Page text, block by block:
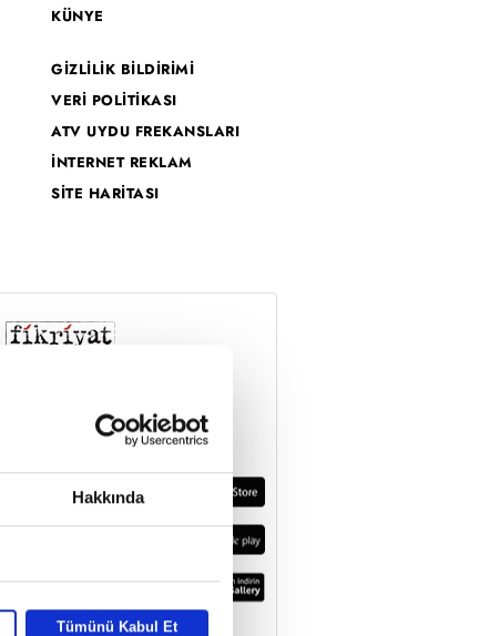
Hakkında
Tümünü Kabul Et
KÜNYE
GİZLİLİK BİLDİRİMİ
VERİ POLİTİKASI
ATV UYDU FREKANSLARI
İNTERNET REKLAM
SİTE HARİTASI